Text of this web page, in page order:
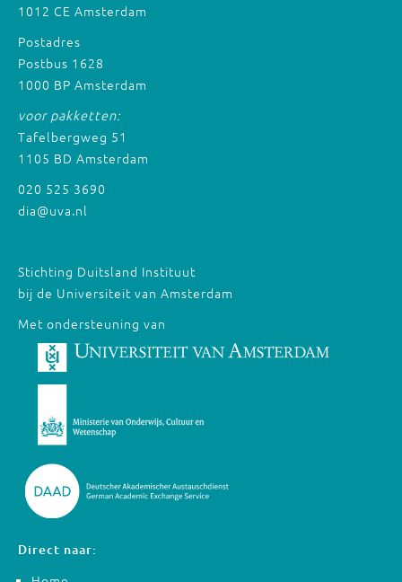
1012 CE Amsterdam
Postadres
Postbus 1628
1000 BP Amsterdam
voor pakketten:
Tafelbergweg 51
1105 BD Amsterdam
020 525 3690
dia@uva.nl
Stichting Duitsland Instituut
bij de Universiteit van Amsterdam
Met ondersteuning van
Direct naar: